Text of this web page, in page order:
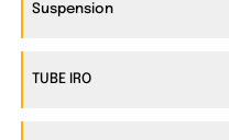
Suspension
TUBE IRO